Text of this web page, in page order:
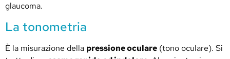
glaucoma.
La tonometria
È la misurazione della pressione oculare (tono oculare). Si